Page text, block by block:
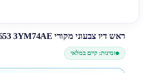
ראש דיו צבעוני מקורי HP 653 3YM74AE
זמינות: קיים במלאי